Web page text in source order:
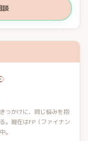
談
っかけに、同じ悩みを抱
。現在はFP（ファイナン
。